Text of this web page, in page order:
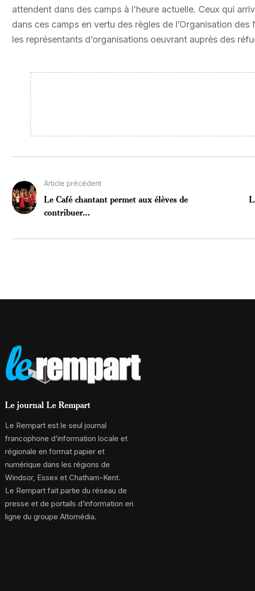
attendent dans des camps à l’heure actuelle. Ceux qui
dans ces camps en vertu des règles de l’Organisation
les représentants d’organisations oeuvrant auprès des
Article précédent
Le Café chantant permet aux élèves de
contribuer...
Le journal Le Rempart
Le Rempart est le seul journal
francophone d’information locale et
régionale en format papier et
numérique dans les régions de
Windsor, Essex et Chatham-Kent.
Le Rempart fait partie du réseau de
presse et de portails d’information en
ligne du groupe Altomédia.